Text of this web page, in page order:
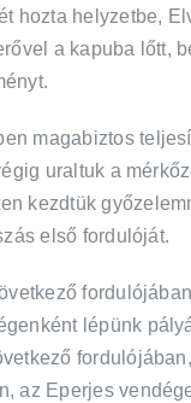
hozta helyzetbe,
a kapuba lőtt,
magabiztos
uraltuk a
kezdtük
első fordulóját.
lépünk
az Eperjes